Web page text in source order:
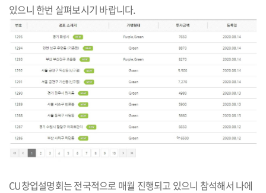
있으니 한번 살펴보시기 바랍니다.
CU창업설명회는 전국적으로 매월 진행되고 있으니 참석해서 나에